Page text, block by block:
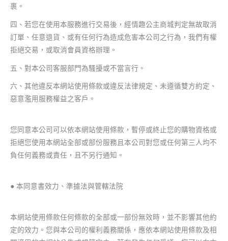
裹。
四、若您在使用本服務進行交易後，經情趣公主商城判定無故取消
訂單、任意退貨、或有任何行為造成危害本公司之行為，我們有權
拒絕交易，或取消會員資格辦理。
五、對本公司客服部門為騷擾或不當言行。
六、其他違反本網站使用條款或違反法律規定、未遵循雙方約定、
惡意濫用服務權益之客戶。
您同意本公司可以依本網站使用條款，暫停或終止您的購物資格或
拒絕您使用本網站全部或部份服務且本公司對您或任何第三人均不
負任何義務或責任，且不另行通知。
● 本同意書效力、準據法與管轄法院
本網站使用條款任何條款的全部或一部份無效時，並不影響其他約
定的效力。您與本公司的權利義務關係，應依本網站使用條款及相